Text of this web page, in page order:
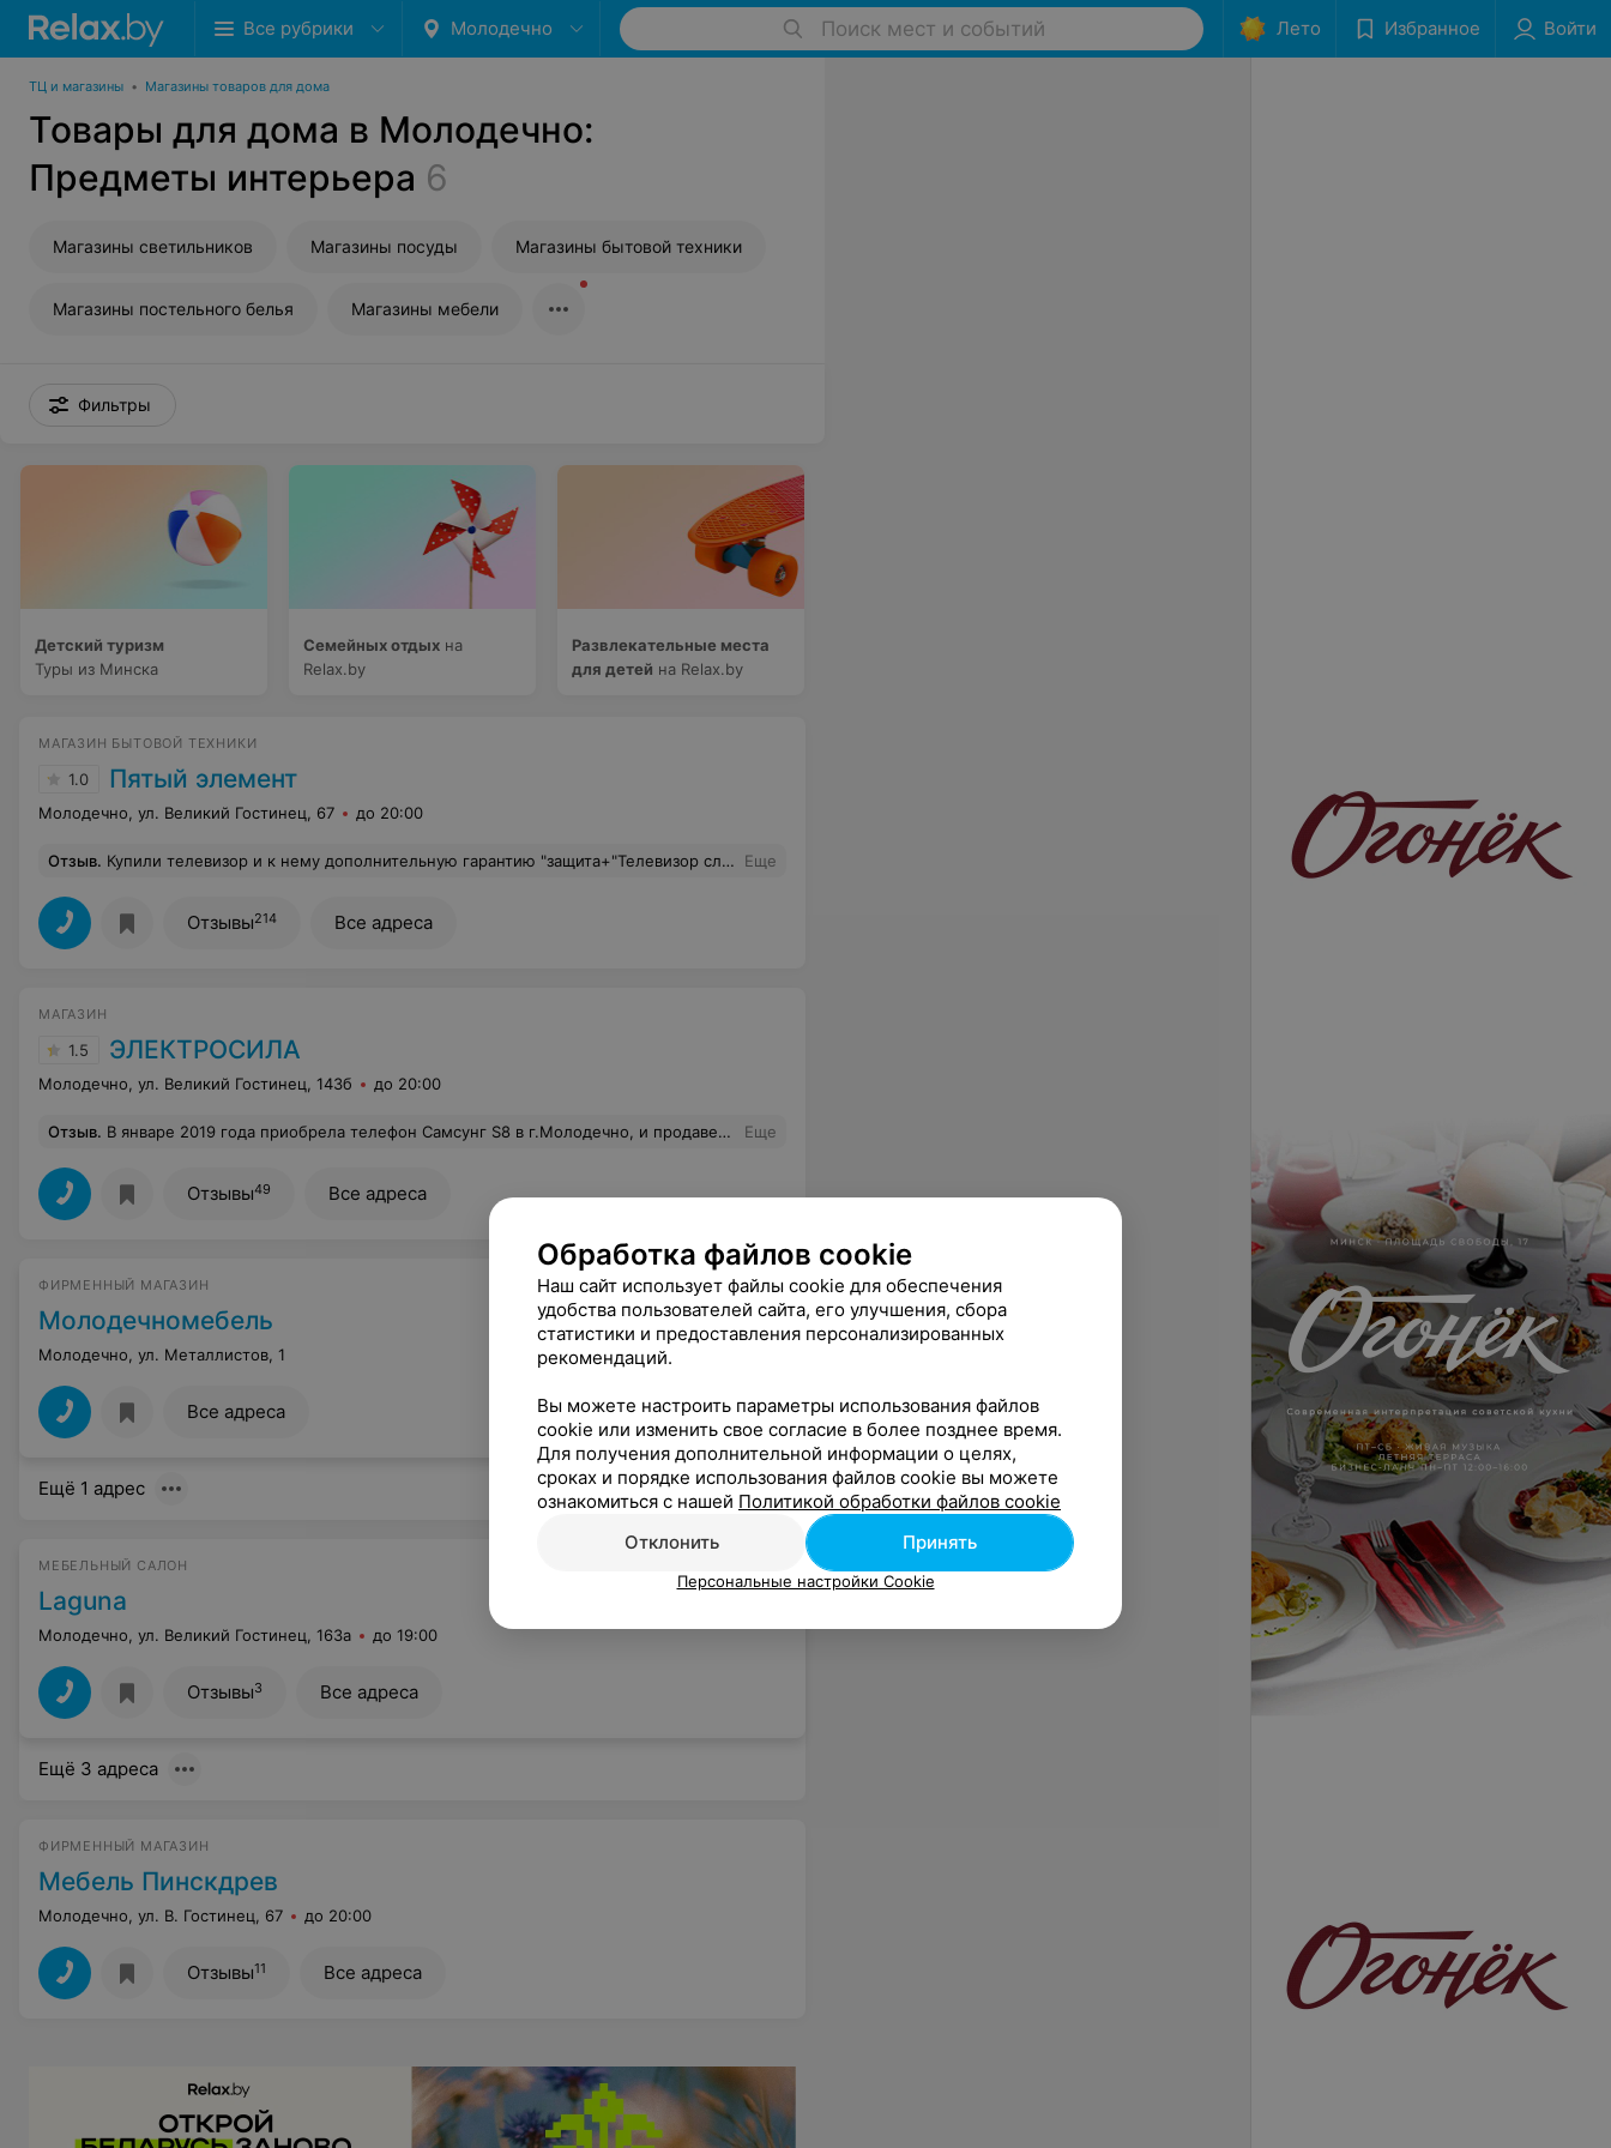
Все рубрики Молодечно Поиск мест и событий Лето Избранное Войти
ТЦ и магазины • Магазины товаров для дома
Товары для дома в Молодечно:
Предметы интерьера 6
Магазины светильников Магазины посуды Магазины бытовой техники
Магазины постельного белья Магазины мебели
Фильтры
Детский туризм
Туры из Минска
Семейных отдых на
Relax.by
Развлекательные места
для детей на Relax.by
МАГАЗИН БЫТОВОЙ ТЕХНИКИ
1.0 Пятый элемент
Молодечно, ул. Великий Гостинец, 67 до 20:00
Отзыв. Купили телевизор и к нему дополнительную гарантию "защита+"Телевизор сломался и его отдали по гарантии в магазин. Когда нам вернули телевизор то его не ремонтировали. Даже не предупредили что в ремонте отказано. Просто молча вернули. Посмеялись. Обманули, ввели в заблуждение с покупкой защита +, потом унизили своим возвратом товара без объяснений. Девушка по телефону рассмеялась над нашей ситуацией. Полное разочарование магазином, обслуживанием. Такого унижения ещё нигде не видели. Еще
Отзывы214 Все адреса
МАГАЗИН
1.5 ЭЛЕКТРОСИЛА
Молодечно, ул. Великий Гостинец, 143б до 20:00
Отзыв. В январе 2019 года приобрела телефон Самсунг S8 в г.Молодечно, и продавец-консультант порекомендовал взять гарантию (209р.), обосновав, что ничего не теряю, т.к. через год мне нужно явиться в магазин и на данную сумму смогу приобрести товар. Какой же ужас и разочарование я испытала, придя вчера за обещанным... сумма возвращается на бонусную карту и могу воспользоваться только 15% при покупке другого товара наличными! Гнев и обида от доверия... понимаю, не только я с этим столкнулась... главное, магазину продать клиенту все услуги, там всё утихнет.... теперь от одного слова "электросила" только негативные эмоции... всем буду рассказывать об их гарантиях и больше туда ни ногой! Люди, прежде, чем соглашаться на гарантии, подумайте дважды!! Еще
Отзывы49 Все адреса
ФИРМЕННЫЙ МАГАЗИН
Молодечномебель
Молодечно, ул. Металлистов, 1
Все адреса
Ещё 1 адрес
МЕБЕЛЬНЫЙ САЛОН
Laguna
Молодечно, ул. Великий Гостинец, 163а до 19:00
Отзывы3 Все адреса
Ещё 3 адреса
ФИРМЕННЫЙ МАГАЗИН
Мебель Пинскдрев
Молодечно, ул. В. Гостинец, 67 до 20:00
Отзывы11 Все адреса
Обработка файлов cookie
Наш сайт использует файлы cookie для обеспечения
удобства пользователей сайта, его улучшения, сбора
статистики и предоставления персонализированных
рекомендаций.
Вы можете настроить параметры использования файлов
cookie или изменить свое согласие в более позднее время.
Для получения дополнительной информации о целях,
сроках и порядке использования файлов cookie вы можете
ознакомиться с нашей Политикой обработки файлов cookie
Отклонить
Принять
Персональные настройки Cookie